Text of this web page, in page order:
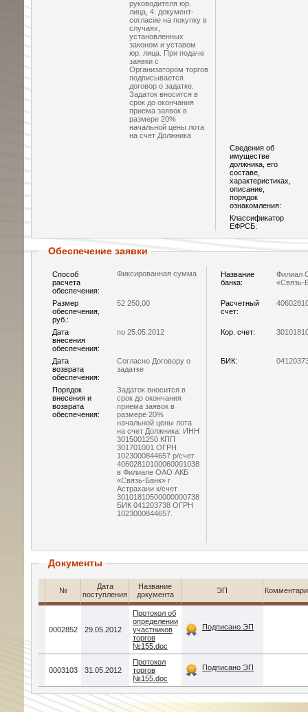
руководителя юр.
лица, 4. документ-
согласие на покупку в
случаях,
установленных
законом и уставом
юр. лица. При подаче
заявки с
Организатором торгов
подписывается
договор о задатке.
Задаток вносится в
срок до окончания
приема заявок в
размере 20%
начальной цены лота
на счет Должника
Сведения об
имуществе
должника, его
составе,
характеристиках,
описание,
порядок
ознакомления:
Классификатор
ЕФРСБ:
Обеспечение заявки
Способ
расчета
обеспечения:
Фиксированная сумма
Название
банка:
Филиал
«Связь-
Размер
обеспечения,
руб.:
52 250,00
Расчетный
счет:
Дата
внесения
обеспечения:
по 25.05.2012 Кор. счет:
Дата
возврата
обеспечения:
Согласно Договору о
задатке
БИК:
Порядок
внесения и
возврата
обеспечения:
Задаток вносится в
срок до окончания
приема заявок в
размере 20%
начальной цены лота
на счет Должника: ИНН
3015001250 КПП
301701001 ОГРН
1023000844657 р/счет
40602810100060001038
в Филиале ОАО АКБ
«Связь-Банк» г
Астрахани к/счет
30101810500000000738
БИК 041203738 ОГРН
1023000844657.
Документы
№
Дата
поступления
Название
документа
ЭП
0002852 29.05.2012
Протокол об
определении
участников
торгов
№155.doc
Подписано ЭП
0003103 31.05.2012
Протокол
торгов
№155.doc
Подписано ЭП